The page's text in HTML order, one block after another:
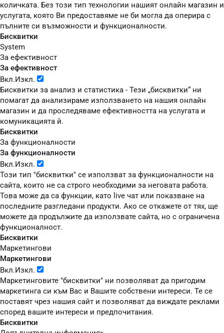
количката. Без този тип технологии нашият онлайн магазин и
услугата, която Ви предоставяме не би могла да оперира с
пълните си възможности и функционалности.
Бисквитки
System
За ефективност
За ефективност
Вкл.Изкл.
Бисквитки за анализ и статистика - Тези „бисквитки“ ни
помагат да анализираме използването на нашия онлайн
магазин и да проследяваме ефективността на услугата и
комуникацията й.
Бисквитки
За функционалности
За функционалности
Вкл.Изкл.
Този тип "бисквитки" се използват за функционалности на
сайта, които не са строго необходими за неговата работа.
Това може да са функции, като live чат или показване на
последните разгледани продукти. Ако се откажете от тях, ще
можете да продължите да използвате сайта, но с ограничена
функционалност.
Бисквитки
Маркетингови
Маркетингови
Вкл.Изкл.
Маркетинговите "бисквитки" ни позволяват да пригодим
маркетинга си към Вас и Вашите собствени интереси. Те се
поставят чрез нашия сайт и позволяват да виждате реклами
според вашите интереси и предпочитания.
Бисквитки